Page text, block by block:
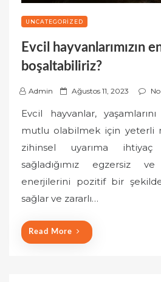
UNCATEGORIZED
Evcil hayvanlarımızın
boşaltabiliriz?
Admin
P
s
t
d
o
Ağustos 11, 2023
Evcil hayvanlar,
mutlu olabilmek için yeterli
zihinsel uyarıma ihtiyaç
sağladığımız egzersiz
enerjilerini pozitif bir
sağlar ve zararlı…
Read More